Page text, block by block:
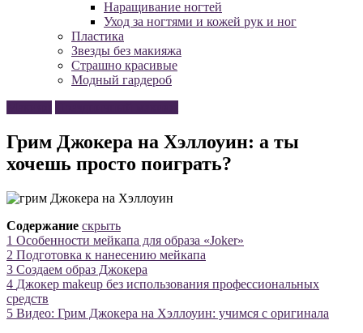
Наращивание ногтей
Уход за ногтями и кожей рук и ног
Пластика
Звезды без макияжа
Страшно красивые
Модный гардероб
Грим Джокера на Хэллоуин: а ты
хочешь просто поиграть?
Содержание скрыть
1 Особенности мейкапа для образа «Joker»
2 Подготовка к нанесению мейкапа
3 Создаем образ Джокера
4 Джокер makeup без использования профессиональных
средств
5 Видео: Грим Джокера на Хэллоуин: учимся с оригинала